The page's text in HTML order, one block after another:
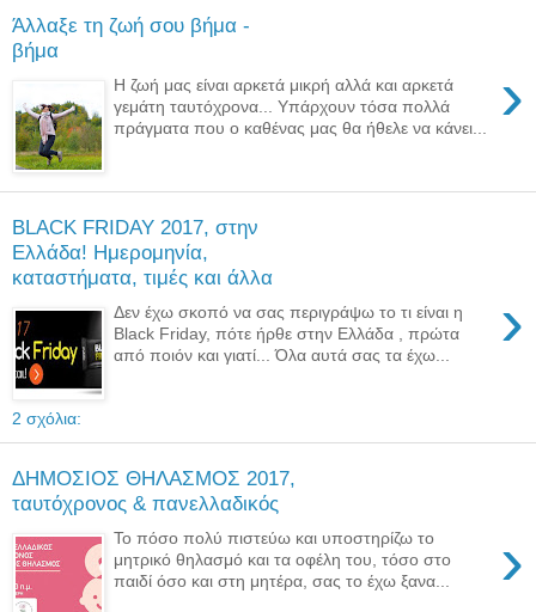
Άλλαξε τη ζωή σου βήμα -
βήμα
›
Η ζωή μας είναι αρκετά μικρή αλλά και αρκετά
γεμάτη ταυτόχρονα... Υπάρχουν τόσα πολλά
πράγματα που ο καθένας μας θα ήθελε να κάνει...
BLACK FRIDAY 2017, στην
Ελλάδα! Ημερομηνία,
καταστήματα, τιμές και άλλα
›
Δεν έχω σκοπό να σας περιγράψω το τι είναι η
Black Friday, πότε ήρθε στην Ελλάδα , πρώτα
από ποιόν και γιατί... Όλα αυτά σας τα έχω...
2 σχόλια:
ΔΗΜΟΣΙΟΣ ΘΗΛΑΣΜΟΣ 2017,
ταυτόχρονος & πανελλαδικός
›
Το πόσο πολύ πιστεύω και υποστηρίζω το
μητρικό θηλασμό και τα οφέλη του, τόσο στο
παιδί όσο και στη μητέρα, σας το έχω ξανα...